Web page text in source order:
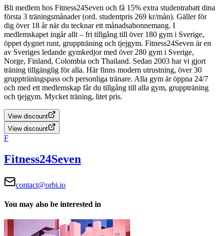
Bli medlem hos Fitness24Seven och få 15% extra studentrabatt dina
första 3 träningsmånader (ord. studentpris 269 kr/mån). Gäller för
dig över 18 år när du tecknar ett månadsabonnemang. I
medlemskapet ingår allt – fri tillgång till över 180 gym i Sverige,
öppet dygnet runt, gruppträning och tjejgym. Fitness24Seven är en
av Sveriges ledande gymkedjor med över 280 gym i Sverige,
Norge, Finland, Colombia och Thailand. Sedan 2003 har vi gjort
träning tillgänglig för alla. Här finns modern utrustning, över 30
gruppträningspass och personliga tränare. Alla gym är öppna 24/7
och med ett medlemskap får du tillgång till alla gym, gruppträning
och tjejgym. Mycket träning, litet pris.
View discount
View discount
F
Fitness24Seven
contact@orbi.io
You may also be interested in